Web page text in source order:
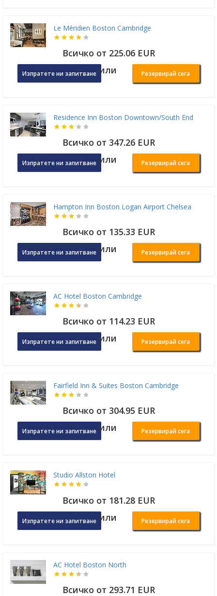
Le Méridien Boston Cambridge
Всичко от 225.06 EUR
Изпратете ни запитване или Резервирай сега
Residence Inn Boston Downtown/South End
Всичко от 347.26 EUR
Изпратете ни запитване или Резервирай сега
Hampton Inn Boston Logan Airport Chelsea
Всичко от 135.33 EUR
Изпратете ни запитване или Резервирай сега
AC Hotel Boston Cambridge
Всичко от 114.23 EUR
Изпратете ни запитване или Резервирай сега
Fairfield Inn & Suites Boston Cambridge
Всичко от 304.95 EUR
Изпратете ни запитване или Резервирай сега
Studio Allston Hotel
Всичко от 181.28 EUR
Изпратете ни запитване или Резервирай сега
AC Hotel Boston North
Всичко от 293.71 EUR